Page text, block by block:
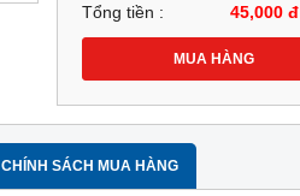
Tổng tiền : 45,000 đ
MUA HÀNG
CHÍNH SÁCH MUA HÀNG